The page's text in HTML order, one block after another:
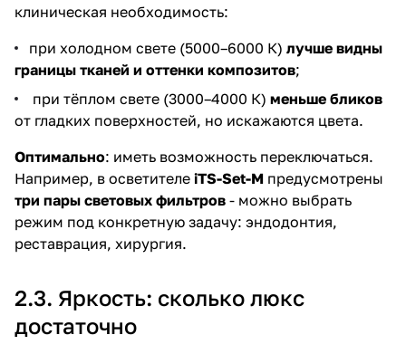
клиническая необходимость:
при холодном свете (5000–6000 К) лучше видны
границы тканей и оттенки композитов;
при тёплом свете (3000–4000 К) меньше бликов
от гладких поверхностей, но искажаются цвета.
Оптимально: иметь возможность переключаться.
Например, в осветителе iTS-Set-M предусмотрены
три пары световых фильтров - можно выбрать
режим под конкретную задачу: эндодонтия,
реставрация, хирургия.
2.3. Яркость: сколько люкс
достаточно